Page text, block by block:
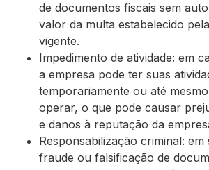
de documentos fiscais sem
valor da multa estabelecido
vigente.
Impedimento de atividade: em
a empresa pode ter suas
temporariamente ou até
operar, o que pode causar
e danos à reputação da
Responsabilização criminal: em
fraude ou falsificação de